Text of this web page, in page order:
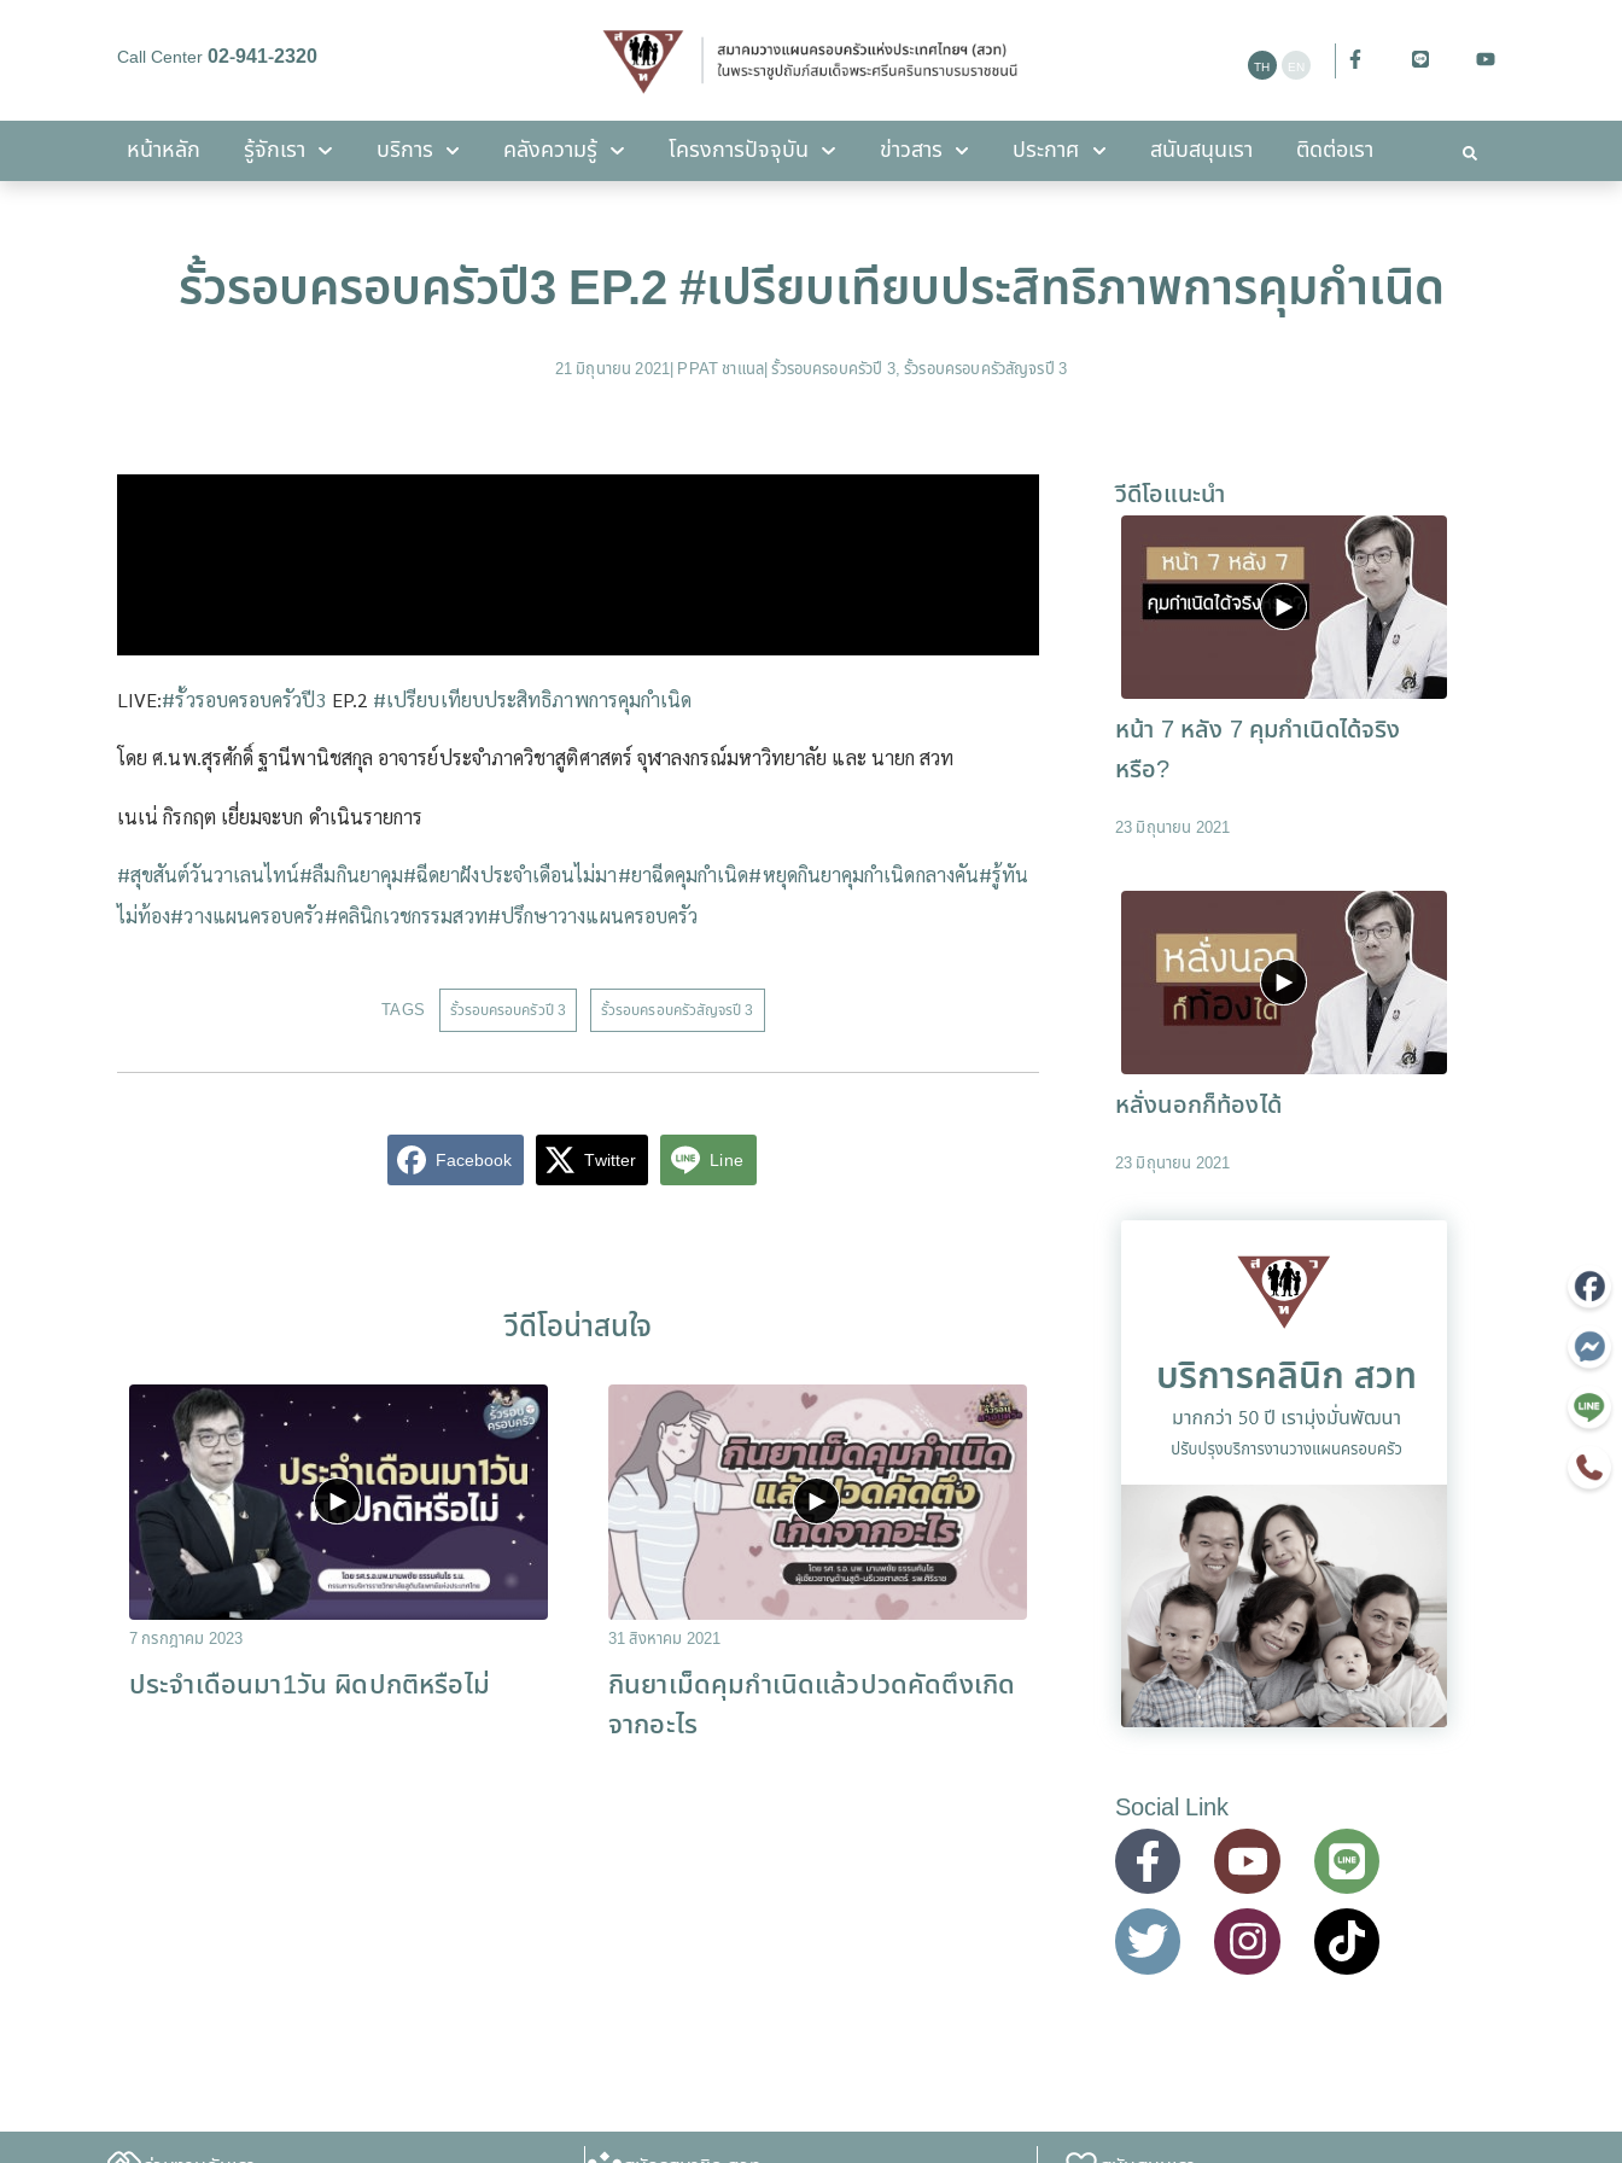
Call Center02-941-2320
หน้าหลัก รู้จักเรา บริการ คลังความรู้ โครงการปัจจุบัน ข่าวสาร ประกาศ สนับสนุนเรา ติดต่อเรา
คลังความรู้ โครงการปัจจุบัน สนับสนุนเรา
รั้วรอบครอบครัวปี3 EP.2 #เปรียบเทียบประสิทธิภาพการคุมกำเนิด
21 มิถุนายน 2021| PPAT ชาแนล|รั้วรอบครอบครัวปี 3,รั้วรอบครอบครัวสัญจรปี 3
LIVE:#รั้วรอบครอบครัวปี3 EP.2 #เปรียบเทียบประสิทธิภาพการคุมกำเนิด
โดย ศ.นพ.สุรศักดิ์ ฐานีพานิชสกุล อาจารย์ประจำภาควิชาสูติศาสตร์ จุฬาลงกรณ์มหาวิทยาลัย และ นายก สวท
เนเน่ กิรกฤต เยี่ยมจะบก ดำเนินรายการ
#สุขสันต์วันวาเลนไทน์#ลืมกินยาคุม#ฉีดยาฝังประจำเดือนไม่มา#ยาฉีดคุมกำเนิด#หยุดกินยาคุมกำเนิดกลางคัน#รู้ทัน
ไม่ท้อง#วางแผนครอบครัว#คลินิกเวชกรรมสวท#ปรึกษาวางแผนครอบครัว
TAGS รั้วรอบครอบครัวปี 3 รั้วรอบครอบครัวสัญจรปี 3
Facebook Twitter Line
วีดีโอน่าสนใจ
7 กรกฎาคม 2023
ประจำเดือนมา1วัน ผิดปกติหรือไม่
31 สิงหาคม 2021
กินยาเม็ดคุมกําเนิดแล้วปวดคัดตึงเกิด
จากอะไร
วีดีโอแนะนำ
หน้า 7 หลัง 7 คุมกำเนิดได้จริง
หรือ?
23 มิถุนายน 2021
หลั่งนอกก็ท้องได้
23 มิถุนายน 2021
Social Link